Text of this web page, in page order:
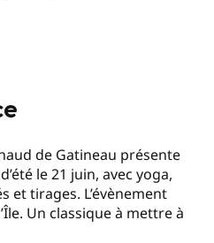
de Gatineau présente
le 21 juin, avec yoga,
et tirages. L’évènement
Un classique à mettre à